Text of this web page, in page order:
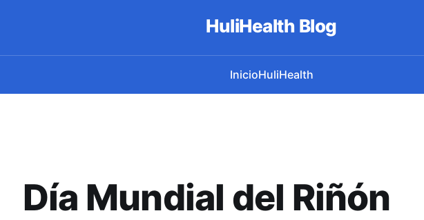
HuliHealth Blog
InicioHuliHealth
Día Mundial del Riñón